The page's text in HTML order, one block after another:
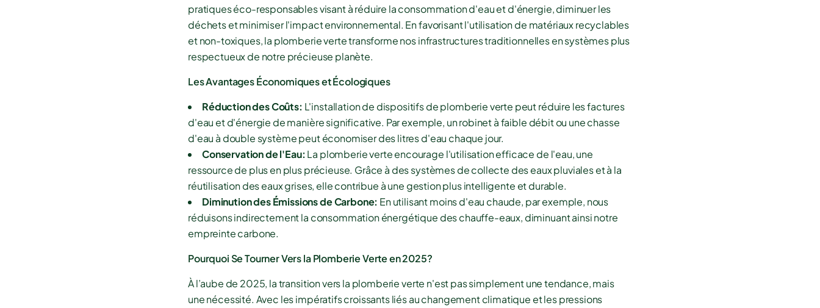
pratiques éco-responsables visant à réduire la consommation d'eau et d'énergie, diminuer les
déchets et minimiser l'impact environnemental. En favorisant l'utilisation de matériaux recyclables
et non-toxiques, la plomberie verte transforme nos infrastructures traditionnelles en systèmes plus
respectueux de notre précieuse planète.
Les Avantages Économiques et Écologiques
Réduction des Coûts: L'installation de dispositifs de plomberie verte peut réduire les factures
d'eau et d'énergie de manière significative. Par exemple, un robinet à faible débit ou une chasse
d'eau à double système peut économiser des litres d'eau chaque jour.
Conservation de l'Eau: La plomberie verte encourage l'utilisation efficace de l'eau, une
ressource de plus en plus précieuse. Grâce à des systèmes de collecte des eaux pluviales et à la
réutilisation des eaux grises, elle contribue à une gestion plus intelligente et durable.
Diminution des Émissions de Carbone: En utilisant moins d'eau chaude, par exemple, nous
réduisons indirectement la consommation énergétique des chauffe-eaux, diminuant ainsi notre
empreinte carbone.
Pourquoi Se Tourner Vers la Plomberie Verte en 2025?
À l’aube de 2025, la transition vers la plomberie verte n'est pas simplement une tendance, mais
une nécessité. Avec les impératifs croissants liés au changement climatique et les pressions